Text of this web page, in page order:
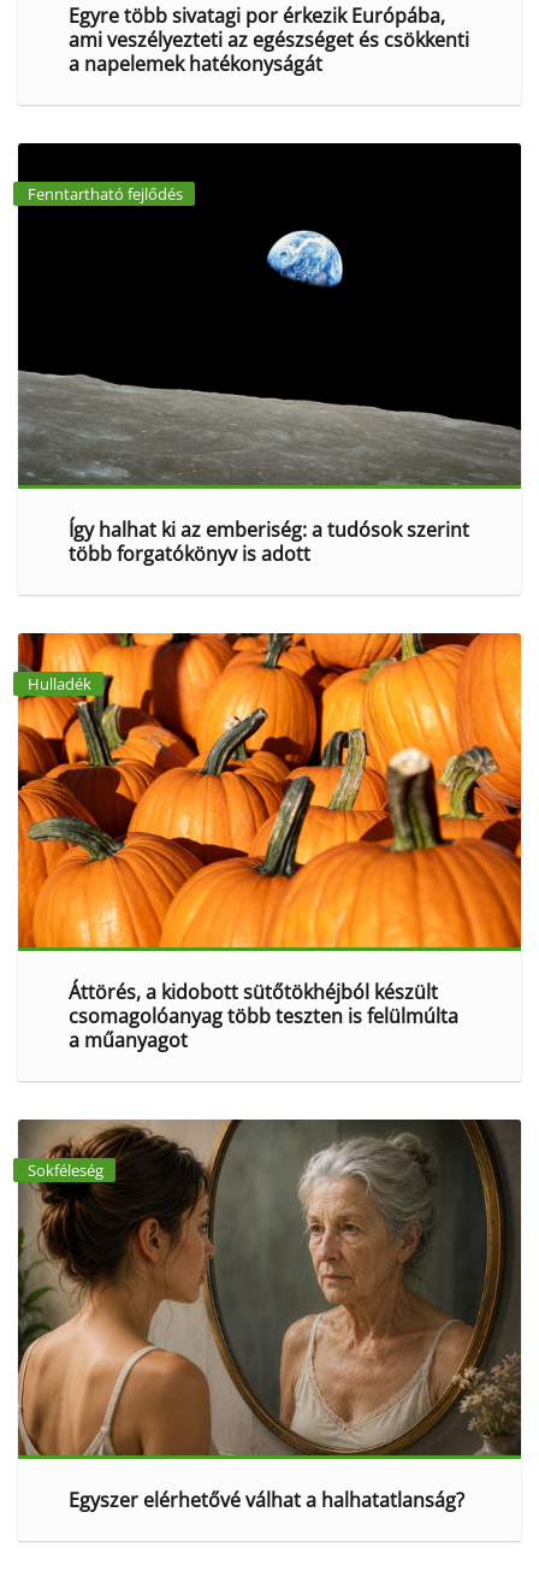
Egyre több sivatagi por érkezik Európába,
ami veszélyezteti az egészséget és csökkenti
a napelemek hatékonyságát
Fenntartható fejlődés
Így halhat ki az emberiség: a tudósok szerint
több forgatókönyv is adott
Hulladék
Áttörés, a kidobott sütőtökhéjból készült
csomagolóanyag több teszten is felülmúlta
a műanyagot
Sokféleség
Egyszer elérhetővé válhat a halhatatlanság?